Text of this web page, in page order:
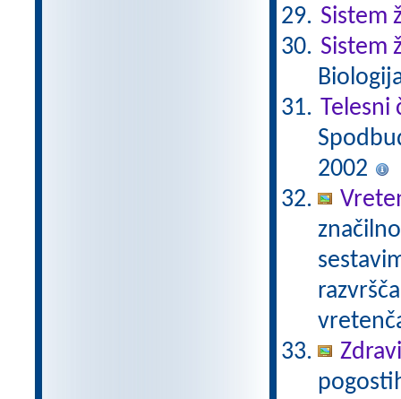
Sistem
Sistem
2002